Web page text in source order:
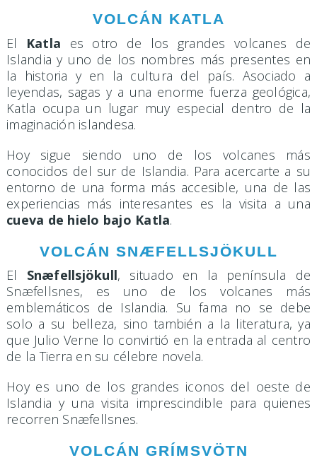
VOLCÁN KATLA
El Katla es otro de los grandes volcanes de
Islandia y uno de los nombres más presentes en
la historia y en la cultura del país. Asociado a
leyendas, sagas y a una enorme fuerza geológica,
Katla ocupa un lugar muy especial dentro de la
imaginación islandesa.
Hoy sigue siendo uno de los volcanes más
conocidos del sur de Islandia. Para acercarte a su
entorno de una forma más accesible, una de las
experiencias más interesantes es la visita a una
cueva de hielo bajo Katla.
VOLCÁN SNÆFELLSJÖKULL
El Snæfellsjökull, situado en la península de
Snæfellsnes, es uno de los volcanes más
emblemáticos de Islandia. Su fama no se debe
solo a su belleza, sino también a la literatura, ya
que Julio Verne lo convirtió en la entrada al centro
de la Tierra en su célebre novela.
Hoy es uno de los grandes iconos del oeste de
Islandia y una visita imprescindible para quienes
recorren Snæfellsnes.
VOLCÁN GRÍMSVÖTN